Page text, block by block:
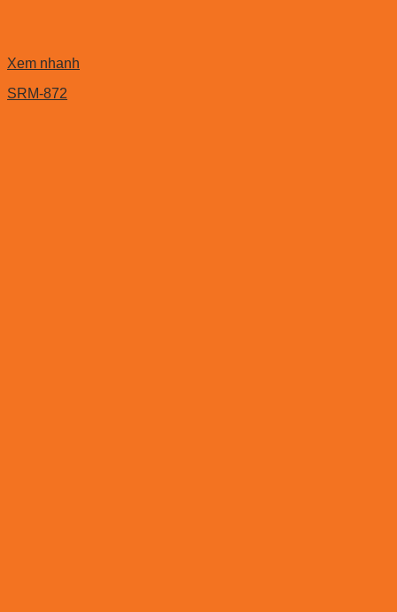
Xem nhanh
SRM-872